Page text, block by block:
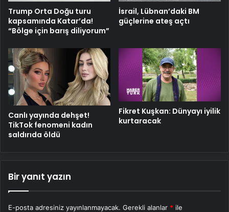
Trump Orta Doğu turu
kapsamında Katar’da!
“Bölge için barış diliyorum”
İsrail, Lübnan’daki BM
güçlerine ateş açtı
Canlı yayında dehşet!
TikTok fenomeni kadın
saldırıda öldü
Fikret Kuşkan: Dünyayı iyilik
kurtaracak
Bir yanıt yazın
E-posta adresiniz yayınlanmayacak. Gerekli alanlar * ile